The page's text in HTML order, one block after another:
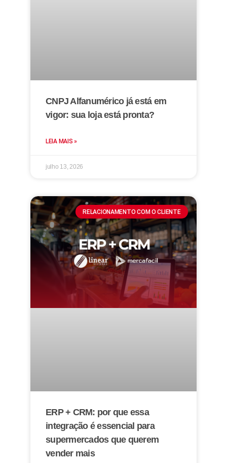
CNPJ Alfanumérico já está em
vigor: sua loja está pronta?
LEIA MAIS »
julho 13, 2026
RELACIONAMENTO COM O CLIENTE
ERP + CRM: por que essa
integração é essencial para
supermercados que querem
vender mais